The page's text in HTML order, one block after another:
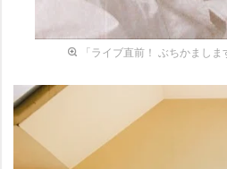
「ライブ直前！ ぶちかまし